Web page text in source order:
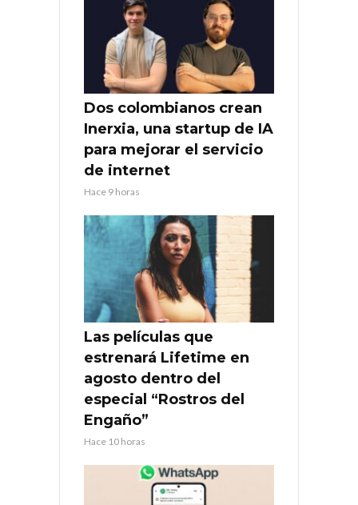
Dos colombianos crean
Inerxia, una startup de IA
para mejorar el servicio
de internet
Hace 9 horas
Las películas que
estrenará Lifetime en
agosto dentro del
especial “Rostros del
Engaño”
Hace 10 horas